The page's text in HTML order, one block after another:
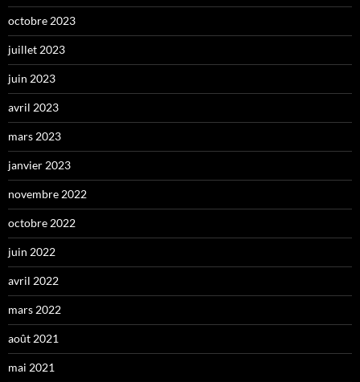
octobre 2023
juillet 2023
juin 2023
avril 2023
mars 2023
janvier 2023
novembre 2022
octobre 2022
juin 2022
avril 2022
mars 2022
août 2021
mai 2021